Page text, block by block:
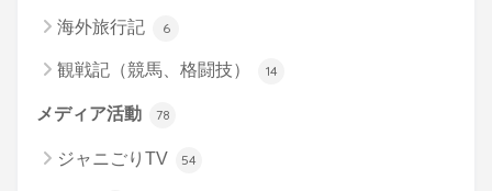
海外旅行記 6
観戦記（競馬、格闘技） 14
メディア活動 78
ジャニごりTV 54